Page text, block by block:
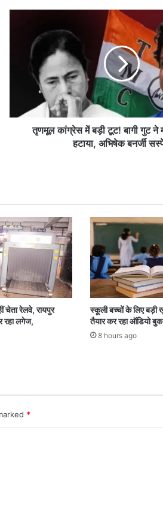
ममता
तृणमूल कांग्रेस में बड़ी टूट! बागी गुट ने
हटाया, अभिषेक बनर्जी
चेता रेलवे, रायपुर
रहा लगेज,
स्कूली बच्चों के लिए
तैयार कर रहा ऑडियो
8 hours ago
*